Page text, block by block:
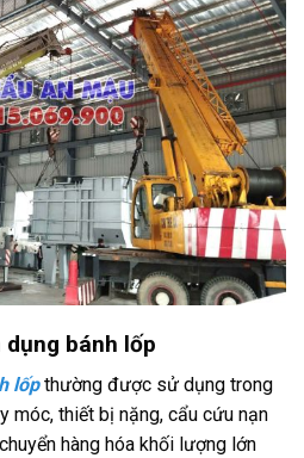
bánh lốp
lốpthường được sử dụng trong
móc, thiết bị nặng, cẩu cứu nạn
hàng hóa khối lượng lớn